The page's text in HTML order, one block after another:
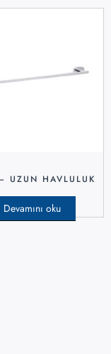
UZUN HAVLULUK
Devamını oku